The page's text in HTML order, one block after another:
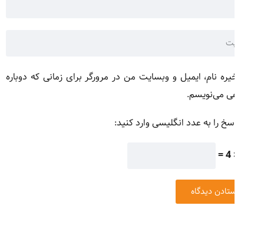
نام، ایمیل و وبسایت من در مرورگر برای زمانی که دوباره
می‌نویسم.
را به عدد انگلیسی وارد کنید: